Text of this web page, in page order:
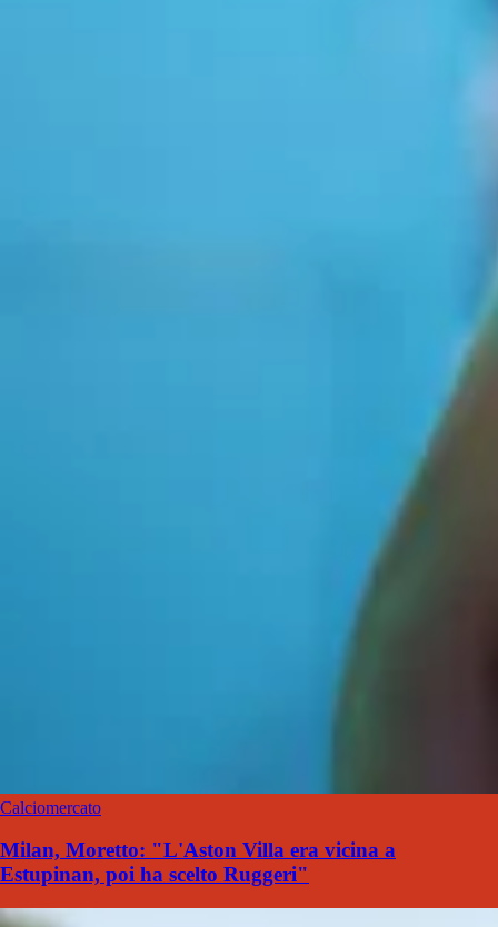
Calciomercato
Milan, Moretto: "L'Aston Villa era vicina a
Estupinan, poi ha scelto Ruggeri"